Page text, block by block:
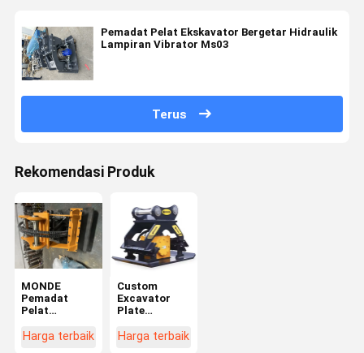
Pemadat Pelat Ekskavator Bergetar Hidraulik
Lampiran Vibrator Ms03
Terus
Rekomendasi Produk
MONDE
Pemadat
Pelat
28-38t
Harga terbaik
Custom
Excavator
Plate
Vibration
Harga terbaik